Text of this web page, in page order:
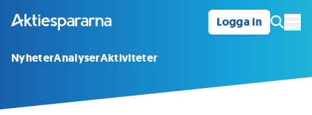
Logga in
NyheterAnalyserAktiviteter